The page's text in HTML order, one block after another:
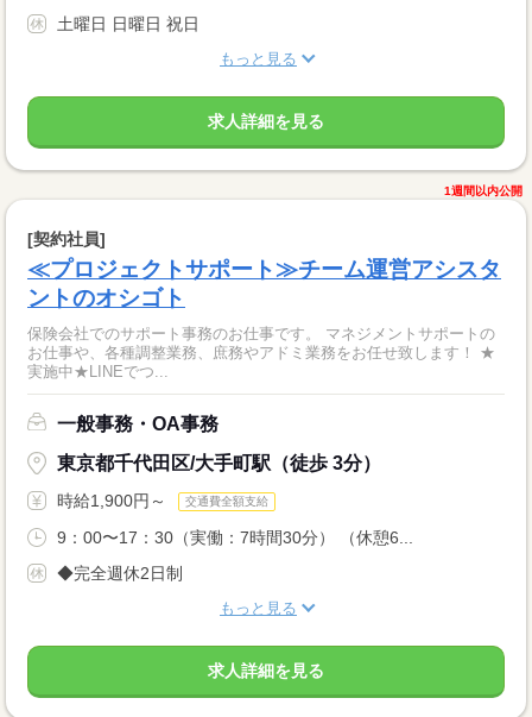
土曜日 日曜日 祝日
もっと見る
求人詳細を見る
1週間以内公開
[契約社員]
≪プロジェクトサポート≫チーム運営アシスタ
ントのオシゴト
保険会社でのサポート事務のお仕事です。 マネジメントサポートの
お仕事や、各種調整業務、庶務やアドミ業務をお任せ致します！ ★
実施中★LINEでつ...
一般事務・OA事務
東京都千代田区/大手町駅（徒歩 3分）
時給1,900円～ 交通費全額支給
9：00〜17：30（実働：7時間30分） （休憩6...
◆完全週休2日制
もっと見る
求人詳細を見る